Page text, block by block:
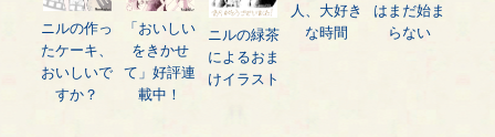
ニルの作っ
たケーキ、
おいしいで
すか？
「おいしい
をきかせ
て」好評連
載中！
ニルの緑茶
によるおま
けイラスト
人、大好き
な時間
はまだ始ま
らない